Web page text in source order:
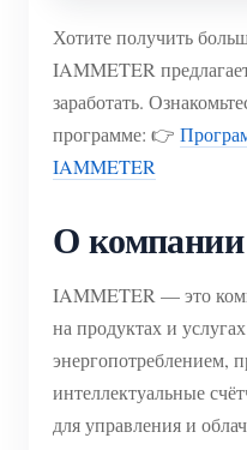
Хотите получить
IAMMETER
заработать.
программе: 👉
IAMMETER
О
IAMMETER — это
на продуктах и
энергопотреблением,
интеллектуальные
для управления и